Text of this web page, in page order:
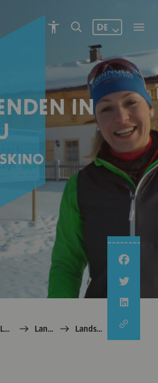
DE
IN
Landschaftskino Landschaftskino - Wege Landschaftskino-Wege in der Höhe